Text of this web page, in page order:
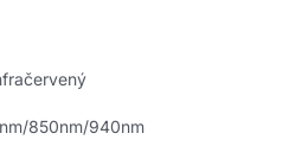
850nm/940nm